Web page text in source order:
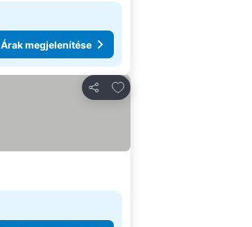
Árak megjelenítése
Megosztás
Hozzáadás a kedvencekhez